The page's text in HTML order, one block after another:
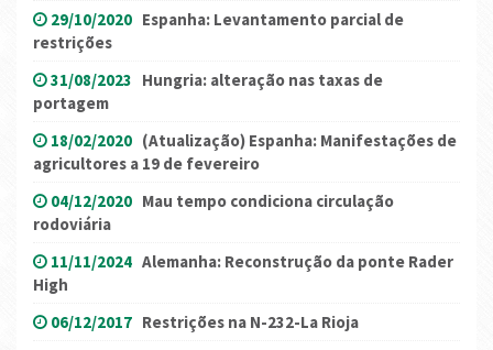
29/10/2020 Espanha: Levantamento parcial de
restrições
31/08/2023 Hungria: alteração nas taxas de
portagem
18/02/2020 (Atualização) Espanha: Manifestações de
agricultores a 19 de fevereiro
04/12/2020 Mau tempo condiciona circulação
rodoviária
11/11/2024 Alemanha: Reconstrução da ponte Rader
High
06/12/2017 Restrições na N-232-La Rioja